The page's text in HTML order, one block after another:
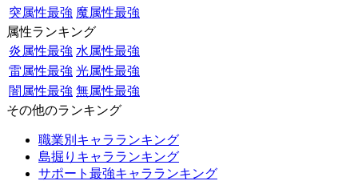
突属性最強 魔属性最強
属性ランキング
炎属性最強 水属性最強
雷属性最強 光属性最強
闇属性最強 無属性最強
その他のランキング
職業別キャラランキング
島掘りキャラランキング
サポート最強キャラランキング